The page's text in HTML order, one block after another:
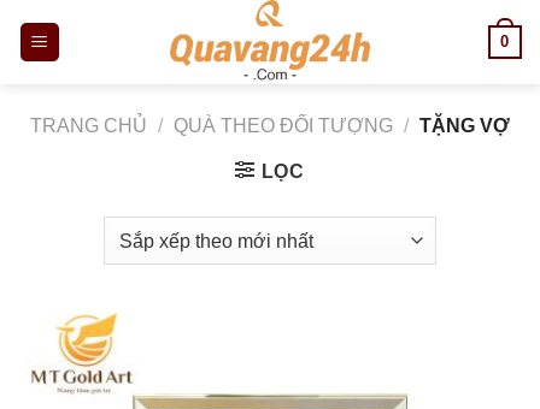
0
TRANG CHỦ / QUÀ THEO ĐỐI TƯỢNG / TẶNG VỢ
LỌC